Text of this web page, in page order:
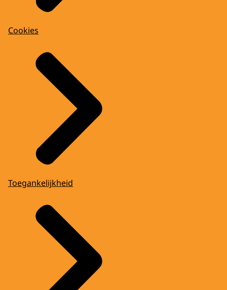
Cookies
Toegankelijkheid